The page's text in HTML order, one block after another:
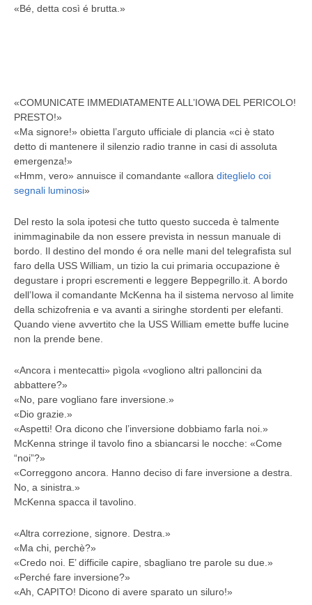
«Bé, detta così é brutta.»
«COMUNICATE IMMEDIATAMENTE ALL’IOWA DEL PERICOLO!
PRESTO!»
«Ma signore!» obietta l’arguto ufficiale di plancia «ci è stato
detto di mantenere il silenzio radio tranne in casi di assoluta
emergenza!»
«Hmm, vero» annuisce il comandante «allora diteglielo coi
segnali luminosi»
Del resto la sola ipotesi che tutto questo succeda è talmente
inimmaginabile da non essere prevista in nessun manuale di
bordo. Il destino del mondo é ora nelle mani del telegrafista sul
faro della USS William, un tizio la cui primaria occupazione è
degustare i propri escrementi e leggere Beppegrillo.it. A bordo
dell’Iowa il comandante McKenna ha il sistema nervoso al limite
della schizofrenia e va avanti a siringhe stordenti per elefanti.
Quando viene avvertito che la USS William emette buffe lucine
non la prende bene.
«Ancora i mentecatti» pìgola «vogliono altri palloncini da
abbattere?»
«No, pare vogliano fare inversione.»
«Dio grazie.»
«Aspetti! Ora dicono che l’inversione dobbiamo farla noi.»
McKenna stringe il tavolo fino a sbiancarsi le nocche: «Come
“noi”?»
«Correggono ancora. Hanno deciso di fare inversione a destra.
No, a sinistra.»
McKenna spacca il tavolino.
«Altra correzione, signore. Destra.»
«Ma chi, perchè?»
«Credo noi. E’ difficile capire, sbagliano tre parole su due.»
«Perché fare inversione?»
«Ah, CAPITO! Dicono di avere sparato un siluro!»